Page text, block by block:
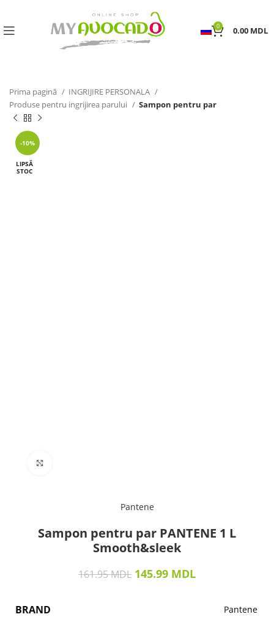
0 0.00 MDL
Prima pagină
INGRIJIRE PERSONALA
Produse pentru ingrijirea parului
Sampon pentru par
-10%
LIPSĂ
STOC
Pantene
Sampon pentru par PANTENE 1 L
Smooth&sleek
161.95MDL 145.99 MDL
BRAND Pantene